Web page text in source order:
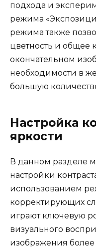
подхода и
режима
режима также
цветность и общее
окончательном
необходимости в
большую
Настройка
яркости
В данном разделе
настройки
использованием
корректирующих
играют ключевую
визуального
изображения